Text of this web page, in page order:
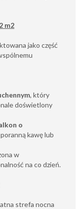
m2
jako część
, który
doświetlony
o
kawę lub
w
na co dzień.
strefa nocna